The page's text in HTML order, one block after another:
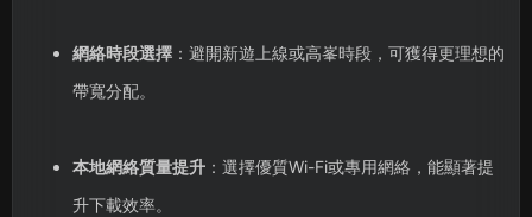
網絡時段選擇：避開新遊上線或高峯時段，可獲得更理想的
帶寬分配。
本地網絡質量提升：選擇優質Wi-Fi或專用網絡，能顯著提
升下載效率。